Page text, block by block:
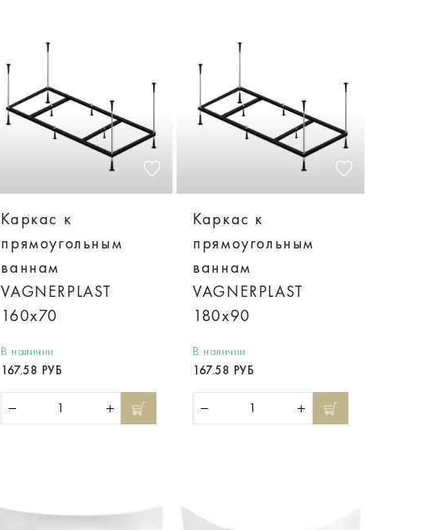
Каркас к
прямоугольным
ваннам
VAGNERPLAST
160x70
В наличии
167.58 РУБ
Каркас к
прямоугольным
ваннам
VAGNERPLAST
180x90
В наличии
167.58 РУБ